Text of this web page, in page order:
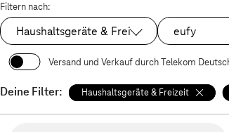
Filtern nach:
Ausgewählt:
Haushaltsgeräte & Freizeit Ausgewählt:
eufy
Versand und Verkauf durch Telekom
Deine Filter: Haushaltsgeräte & Freizeit